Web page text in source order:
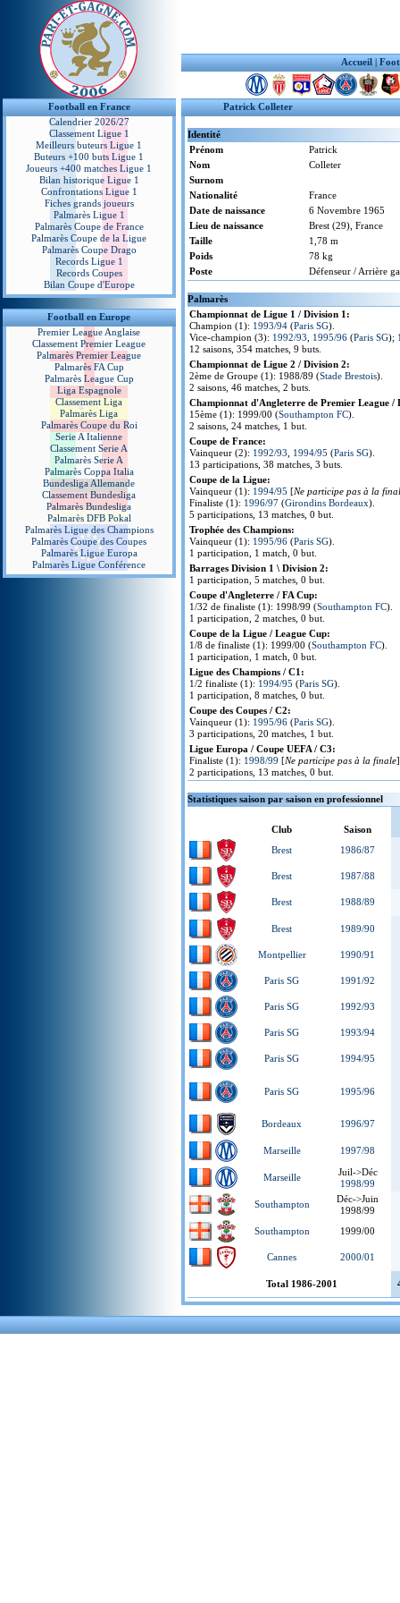
Accueil |
Football en France
Calendrier 2026/27
Classement Ligue 1
Meilleurs buteurs Ligue 1
Buteurs +100 buts Ligue 1
Joueurs +400 matches Ligue 1
Bilan historique Ligue 1
Confrontations Ligue 1
Fiches grands joueurs
Palmarès Ligue 1
Palmarès Coupe de France
Palmarès Coupe de la Ligue
Palmarès Coupe Drago
Records Ligue 1
Records Coupes
Bilan Coupe d'Europe
Football en Europe
Premier League Anglaise
Classement Premier League
Palmarès Premier League
Palmarès FA Cup
Palmarès League Cup
Liga Espagnole
Classement Liga
Palmarès Liga
Palmarès Coupe du Roi
Serie A Italienne
Classement Serie A
Palmarès Serie A
Palmarès Coppa Italia
Bundesliga Allemande
Classement Bundesliga
Palmarès Bundesliga
Palmarès DFB Pokal
Palmarès Ligue des Champions
Palmarès Coupe des Coupes
Palmarès Ligue Europa
Palmarès Ligue Conférence
Patrick Colleter
Identité
Prénom
Patrick
Nom
Colleter
Surnom
Nationalité
France
Date de naissance
6 Novembre 1965
Lieu de naissance
Brest (29), France
Taille
1,78 m
Poids
78 kg
Poste
Défenseur / Arrière
Palmarès
Championnat de Ligue 1 / Division 1:
Champion (1): 1993/94 (Paris SG).
Vice-champion (3): 1992/93 1995/96 (Paris SG);
12 saisons, 354 matches, 9 buts.
Championnat de Ligue 2 / Division 2:
2ème de Groupe (1): 1988/89 (Stade Brestois).
2 saisons, 46 matches, 2 buts.
Championnat d'Angleterre de Premier League /
15ème (1): 1999/00 (Southampton FC).
2 saisons, 24 matches, 1 but.
Coupe de France:
Vainqueur (2): 1992/93 1994/95 (Paris SG).
13 participations, 38 matches, 3 buts.
Coupe de la Ligue:
Vainqueur (1): 1994/95 [Ne participe pas à la
Finaliste (1): 1996/97 (Girondins Bordeaux).
5 participations, 13 matches, 0 but.
Trophée des Champions:
Vainqueur (1): 1995/96 (Paris SG).
1 participation, 1 match, 0 but.
Barrages Division 1 \ Division 2:
1 participation, 5 matches, 0 but.
Coupe d'Angleterre / FA Cup:
1/32 de finaliste (1): 1998/99 (Southampton FC).
1 participation, 2 matches, 0 but.
Coupe de la Ligue / League Cup:
1/8 de finaliste (1): 1999/00 (Southampton FC).
1 participation, 1 match, 0 but.
Ligue des Champions / C1:
1/2 finaliste (1): 1994/95 (Paris SG).
1 participation, 8 matches, 0 but.
Coupe des Coupes / C2:
Vainqueur (1): 1995/96 (Paris SG).
3 participations, 20 matches, 1 but.
Ligue Europa / Coupe UEFA / C3:
Finaliste (1): 1998/99 [Ne participe pas à la finale
2 participations, 13 matches, 0 but.
Statistiques saison par saison en professionnel
Club
Saison
Brest
1986/87
Brest 1987/88
Brest 1988/89
Brest 1989/90
Montpellier 1990/91
Paris SG 1991/92
Paris SG 1992/93
Paris SG 1993/94
Paris SG 1994/95
Paris SG 1995/96
Bordeaux 1996/97
Marseille 1997/98
Marseille
Juil->Déc
1998/99
Southampton
Déc->Juin
1998/99
Southampton
1999/00
Cannes 2000/01
Total 1986-2001